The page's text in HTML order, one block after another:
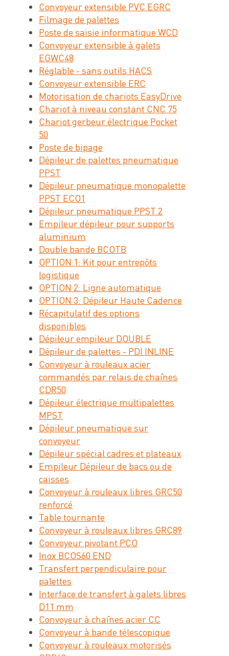
Convoyeur extensible PVC EGRC
Filmage de palettes
Poste de saisie informatique WCD
Convoyeur extensible à galets
EGWC48
Réglable - sans outils HACS
Convoyeur extensible ERC
Motorisation de chariots EasyDrive
Chariot à niveau constant CNC 75
Chariot gerbeur électrique Pocket
50
Poste de bipage
Dépileur de palettes pneumatique
PPST
Dépileur pneumatique monopalette
PPST ECO1
Dépileur pneumatique PPST 2
Empileur dépileur pour supports
aluminium
Double bande BCOTB
OPTION 1: Kit pour entrepôts
logistique
OPTION 2: Ligne automatique
OPTION 3: Dépileur Haute Cadence
Récapitulatif des options
disponibles
Dépileur empileur DOUBLE
Dépileur de palettes - PDI INLINE
Convoyeur à rouleaux acier
commandés par relais de chaînes
CDR50
Dépileur électrique multipalettes
MPST
Dépileur pneumatique sur
convoyeur
Dépileur spécial cadres et plateaux
Empileur Dépileur de bacs ou de
caisses
Convoyeur à rouleaux libres GRC50
renforcé
Table tournante
Convoyeur à rouleaux libres GRC89
Convoyeur pivotant PCO
Inox BCOS60 END
Transfert perpendiculaire pour
palettes
Interface de transfert à galets libres
D11 mm
Convoyeur à chaînes acier CC
Convoyeur à bande télescopique
Convoyeur à rouleaux motorisés